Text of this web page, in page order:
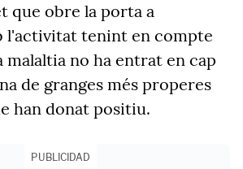
que obre la porta a
l'activitat tenint en compte
malaltia no ha entrat en cap
de granges més properes
han donat positiu.
PUBLICIDAD